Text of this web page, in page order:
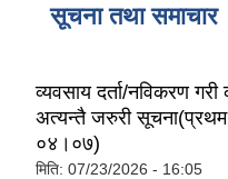
सूचना तथा समाचार
व्यवसाय दर्ता/नविकरण
अत्यन्तै जरुरी
०४।०७)
मिति: 07/23/2026 - 16:05